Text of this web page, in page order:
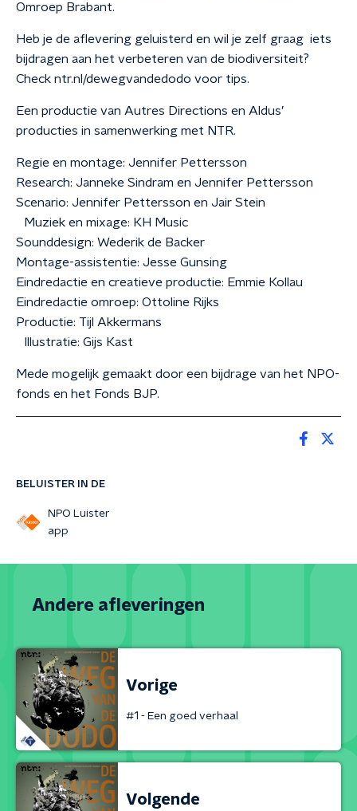
BELUISTER IN DE
NPO Luister
app
Omroep Brabant.
Heb je de aflevering geluisterd en wil je zelf graag iets
bijdragen aan het verbeteren van de biodiversiteit?
Check ntr.nl/dewegvandedodo voor tips.
Een productie van Autres Directions en Aldus’
producties in samenwerking met NTR.
Regie en montage: Jennifer Pettersson
Research: Janneke Sindram en Jennifer Pettersson
Scenario: Jennifer Pettersson en Jair Stein
Muziek en mixage: KH Music
Sounddesign: Wederik de Backer
Montage-assistentie: Jesse Gunsing
Eindredactie en creatieve productie: Emmie Kollau
Eindredactie omroep: Ottoline Rijks
Productie: Tijl Akkermans
Illustratie: Gijs Kast
Mede mogelijk gemaakt door een bijdrage van het NPO-
fonds en het Fonds BJP.
Andere afleveringen
Vorige
#1 - Een goed verhaal
Volgende